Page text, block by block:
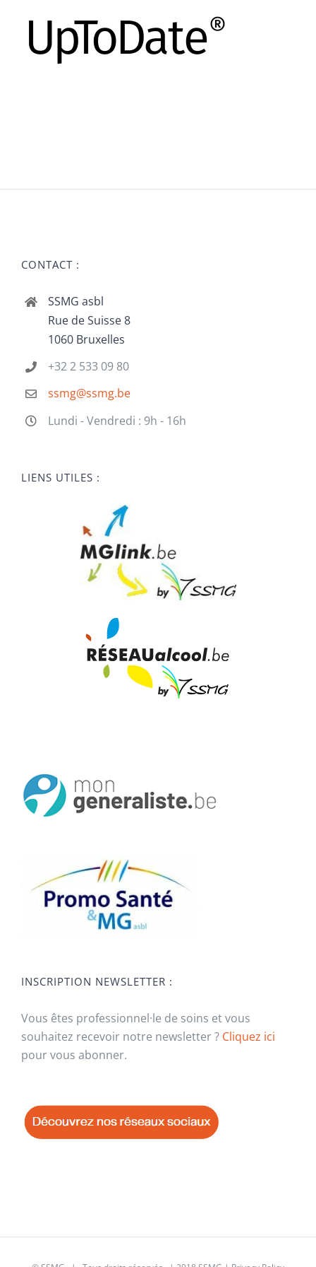
CONTACT :
SSMG asbl
Rue de Suisse 8
1060 Bruxelles
+32 2 533 09 80
ssmg@ssmg.be
Lundi - Vendredi : 9h - 16h
LIENS UTILES :
INSCRIPTION NEWSLETTER :
Vous êtes professionnel·le de soins et vous
souhaitez recevoir notre newsletter ? Cliquez ici
pour vous abonner.